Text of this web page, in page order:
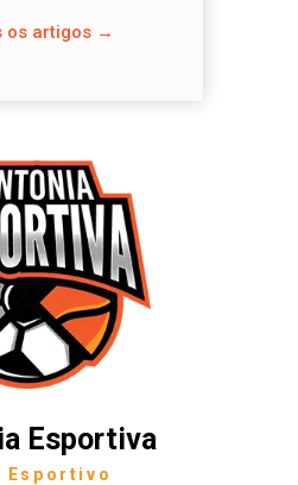
os artigos →
Esportiva
Esportivo